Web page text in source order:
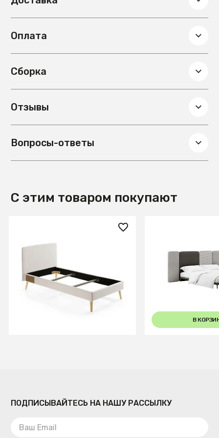
Оплата
Сборка
Отзывы
Вопросы-ответы
С этим товаром покупают
129 990 ₽
бежевая
В
ПОДПИСЫВАЙТЕСЬ НА НАШУ РАССЫЛКУ